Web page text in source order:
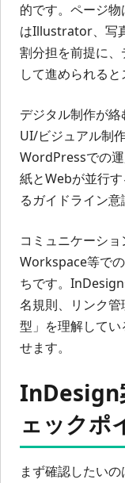
的です。ページ
はIllustrator、写
割分担を前提に
して進められると
デジタル制作が
UI/ビジュアル制
WordPressでの運
紙とWebが並行
るガイドライン意
コミュニケーシ
Workspace等で
ちです。
名規則、リンク
型」を理解して
せます。
InDesign
ェックポ
まず確認したい